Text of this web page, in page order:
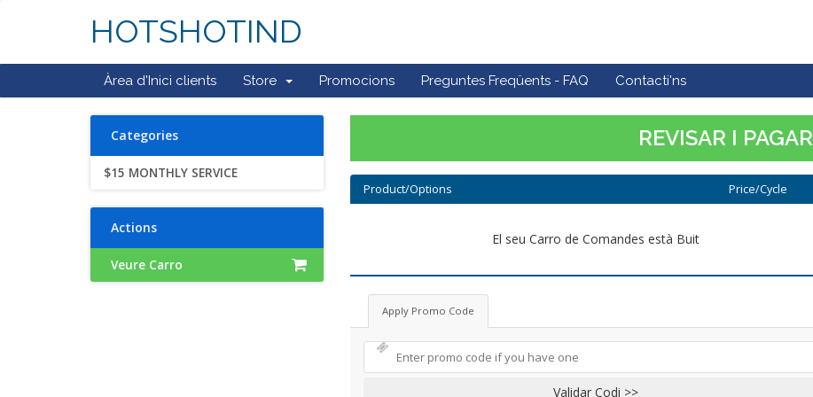
HOTSHOTIND
Àrea d'Inici clients Store Promocions Preguntes Freqüents - FAQ Contacti'ns
REVISAR I PAGAR
Categories
$15 MONTHLY SERVICE
Actions
Veure Carro
Product/Options Price/Cycle
El seu Carro de Comandes està Buit
Apply Promo Code
Validar Codi >>